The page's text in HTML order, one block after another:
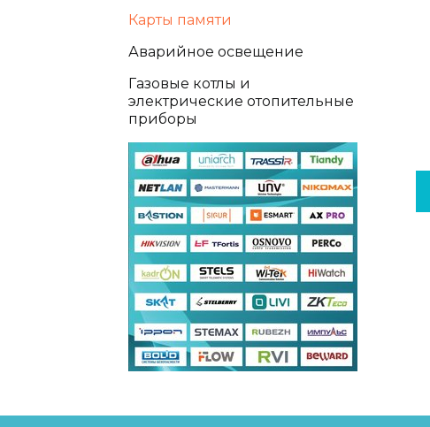
Карты памяти
Аварийное освещение
Газовые котлы и
электрические отопительные
приборы